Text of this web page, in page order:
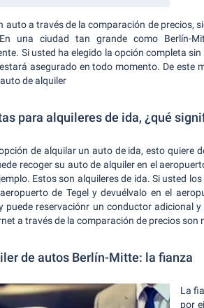
auto a través de la comparación de precios,
una ciudad tan grande como Berlín-
Si usted ha elegido la opción completa
asegurado en todo momento. De este
de alquiler
para alquileres de ida, ¿qué
de alquilar un auto de ida, esto quiere
recoger su auto de alquiler en el
Estos son alquileres de ida. Si usted
de Tegel y devuélvalo en el
puede reservaciónr un conductor adicional
a través de la comparación de precios
de autos Berlín-Mitte: la fianza
La
por